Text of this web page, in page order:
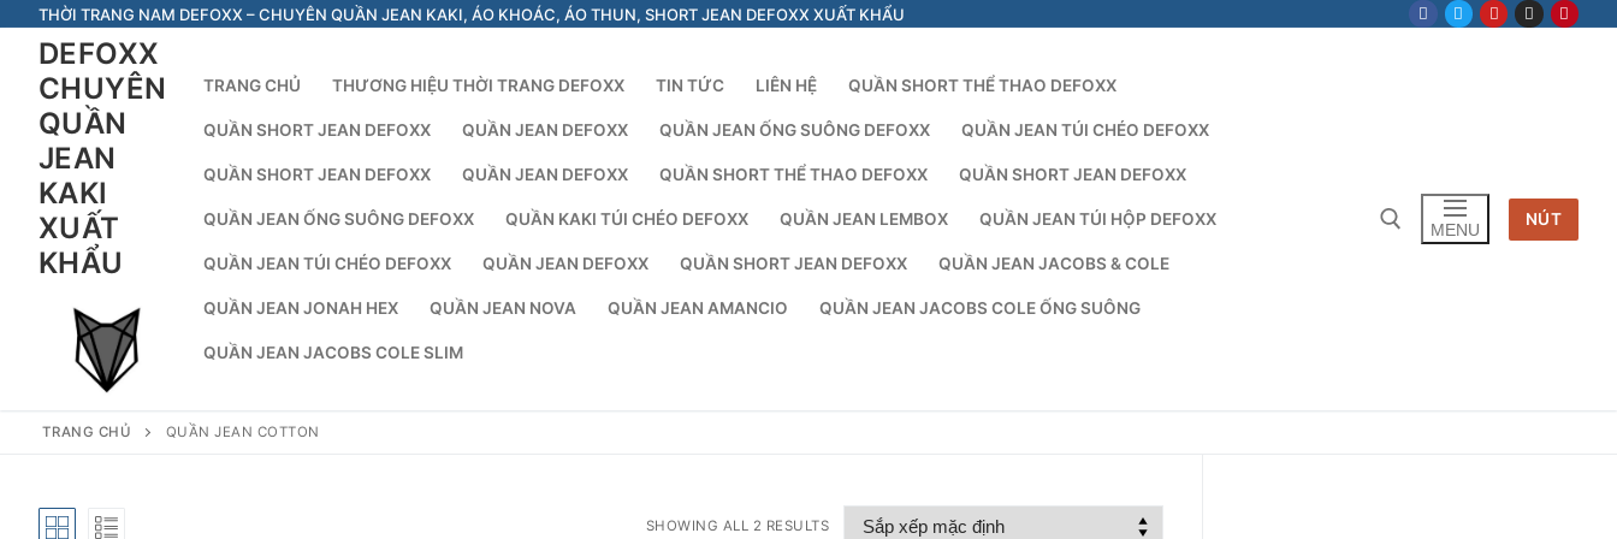
Chuyển
dung
THỜI TRANG NAM DEFOXX – CHUYÊN QUẦN JEAN KAKI, ÁO KHOÁC, ÁO THUN, SHORT JEAN DEFOXX XUẤT KHẨU
DEFOXX
CHUYÊN
QUẦN
JEAN
KAKI
XUẤT
KHẨU
TRANG CHỦ THƯƠNG HIỆU THỜI TRANG DEFOXX TIN TỨC LIÊN HỆ QUẦN SHORT THỂ THAO DEFOXX
QUẦN SHORT JEAN DEFOXX QUẦN JEAN DEFOXX QUẦN JEAN ỐNG SUÔNG DEFOXX QUẦN JEAN TÚI CHÉO DEFOXX
QUẦN SHORT JEAN DEFOXX QUẦN JEAN DEFOXX QUẦN SHORT THỂ THAO DEFOXX QUẦN SHORT JEAN DEFOXX
QUẦN JEAN ỐNG SUÔNG DEFOXX QUẦN KAKI TÚI CHÉO DEFOXX QUẦN JEAN LEMBOX QUẦN JEAN TÚI HỘP DEFOXX
QUẦN JEAN TÚI CHÉO DEFOXX QUẦN JEAN DEFOXX QUẦN SHORT JEAN DEFOXX QUẦN JEAN JACOBS & COLE
QUẦN JEAN JONAH HEX QUẦN JEAN NOVA QUẦN JEAN AMANCIO QUẦN JEAN JACOBS COLE ỐNG SUÔNG
QUẦN JEAN JACOBS COLE SLIM
Tìm kiếm cho:
MENU
NÚT
TRANG CHỦ QUẦN JEAN COTTON
SHOWING ALL 2 RESULTS